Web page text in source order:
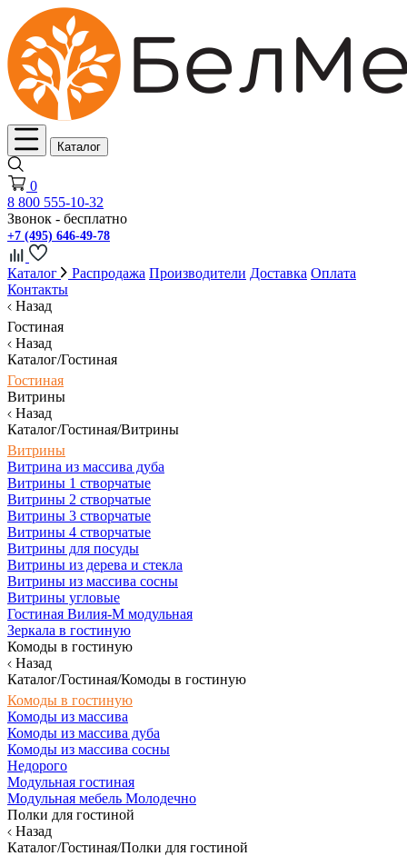
Каталог
0
8 800 555-10-32
Звонок - бесплатно
+7 (495) 646-49-78
Каталог Распродажа Производители Доставка Оплата
Контакты
Назад
Гостиная
Назад
Каталог/Гостиная
Гостиная
Витрины
Назад
Каталог/Гостиная/Витрины
Витрины
Витрина из массива дуба
Витрины 1 створчатые
Витрины 2 створчатые
Витрины 3 створчатые
Витрины 4 створчатые
Витрины для посуды
Витрины из дерева и стекла
Витрины из массива сосны
Витрины угловые
Гостиная Вилия-М модульная
Зеркала в гостиную
Комоды в гостиную
Назад
Каталог/Гостиная/Комоды в гостиную
Комоды в гостиную
Комоды из массива
Комоды из массива дуба
Комоды из массива сосны
Недорого
Модульная гостиная
Модульная мебель Молодечно
Полки для гостиной
Назад
Каталог/Гостиная/Полки для гостиной